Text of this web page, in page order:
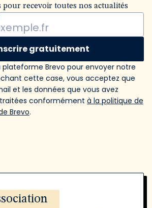
pour recevoir toutes nos actualités
gratuitement
plateforme Brevo pour envoyer notre
cette case, vous acceptez que
et les données que vous avez
conformément à la politique de
Brevo.